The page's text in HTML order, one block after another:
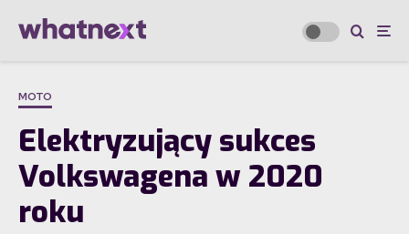
MOTO
Elektryzujący sukces
Volkswagena w 2020
roku